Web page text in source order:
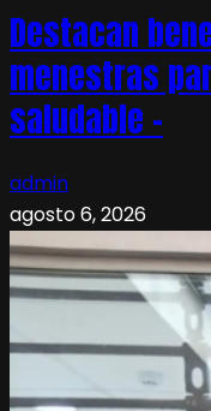
Destacan
menestras
saludable –
admin
agosto 6, 2026